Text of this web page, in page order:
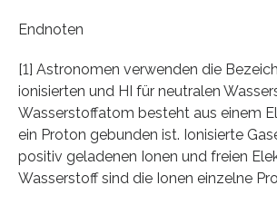
Endnoten
[1] Astronomen verwenden die
ionisierten und HI für neutralen
Wasserstoffatom besteht aus einem
ein Proton gebunden ist. Ionisierte
positiv geladenen Ionen und freien
Wasserstoff sind die Ionen einzelne